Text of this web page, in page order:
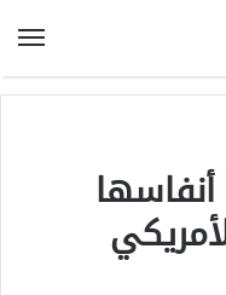
أنفاسها